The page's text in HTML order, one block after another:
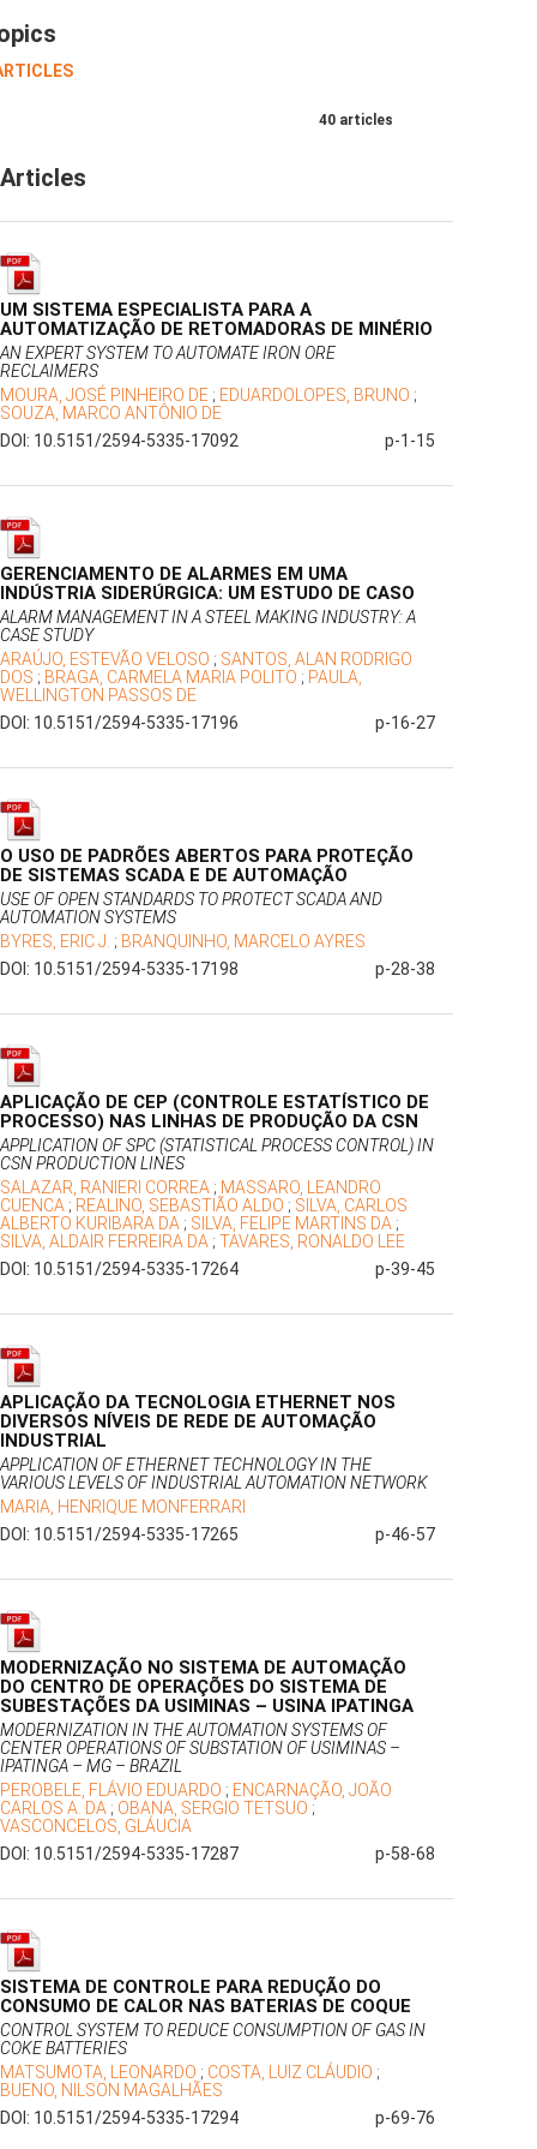
40 articles
Articles
UM SISTEMA ESPECIALISTA PARA A
AUTOMATIZAÇÃO DE RETOMADORAS DE MINÉRIO
AN EXPERT SYSTEM TO AUTOMATE IRON ORE
RECLAIMERS
MOURA, JOSÉ PINHEIRO DE ; EDUARDOLOPES, BRUNO ;
SOUZA, MARCO ANTÔNIO DE
DOI: 10.5151/2594-5335-17092
p-1-15
GERENCIAMENTO DE ALARMES EM UMA
INDÚSTRIA SIDERÚRGICA: UM ESTUDO DE CASO
ALARM MANAGEMENT IN A STEEL MAKING INDUSTRY: A
CASE STUDY
ARAÚJO, ESTEVÃO VELOSO ; SANTOS, ALAN RODRIGO
DOS ; BRAGA, CARMELA MARIA POLITO ; PAULA,
WELLINGTON PASSOS DE
DOI: 10.5151/2594-5335-17196
p-16-27
O USO DE PADRÕES ABERTOS PARA PROTEÇÃO
DE SISTEMAS SCADA E DE AUTOMAÇÃO
USE OF OPEN STANDARDS TO PROTECT SCADA AND
AUTOMATION SYSTEMS
BYRES, ERIC J. ; BRANQUINHO, MARCELO AYRES
DOI: 10.5151/2594-5335-17198
p-28-38
APLICAÇÃO DE CEP (CONTROLE ESTATÍSTICO DE
PROCESSO) NAS LINHAS DE PRODUÇÃO DA CSN
APPLICATION OF SPC (STATISTICAL PROCESS CONTROL) IN
CSN PRODUCTION LINES
SALAZAR, RANIERI CORREA ; MASSARO, LEANDRO
CUENCA ; REALINO, SEBASTIÃO ALDO ; SILVA, CARLOS
ALBERTO KURIBARA DA ; SILVA, FELIPE MARTINS DA ;
SILVA, ALDAIR FERREIRA DA ; TAVARES, RONALDO LEE
DOI: 10.5151/2594-5335-17264
p-39-45
APLICAÇÃO DA TECNOLOGIA ETHERNET NOS
DIVERSOS NÍVEIS DE REDE DE AUTOMAÇÃO
INDUSTRIAL
APPLICATION OF ETHERNET TECHNOLOGY IN THE
VARIOUS LEVELS OF INDUSTRIAL AUTOMATION NETWORK
MARIA, HENRIQUE MONFERRARI
DOI: 10.5151/2594-5335-17265
p-46-57
MODERNIZAÇÃO NO SISTEMA DE AUTOMAÇÃO
DO CENTRO DE OPERAÇÕES DO SISTEMA DE
SUBESTAÇÕES DA USIMINAS – USINA IPATINGA
MODERNIZATION IN THE AUTOMATION SYSTEMS OF
CENTER OPERATIONS OF SUBSTATION OF USIMINAS –
IPATINGA – MG – BRAZIL
PEROBELE, FLÁVIO EDUARDO ; ENCARNAÇÃO, JOÃO
CARLOS A. DA ; OBANA, SERGIO TETSUO ;
VASCONCELOS, GLÁUCIA
DOI: 10.5151/2594-5335-17287
p-58-68
SISTEMA DE CONTROLE PARA REDUÇÃO DO
CONSUMO DE CALOR NAS BATERIAS DE COQUE
CONTROL SYSTEM TO REDUCE CONSUMPTION OF GAS IN
COKE BATTERIES
MATSUMOTA, LEONARDO ; COSTA, LUIZ CLÁUDIO ;
BUENO, NILSON MAGALHÃES
DOI: 10.5151/2594-5335-17294
p-69-76